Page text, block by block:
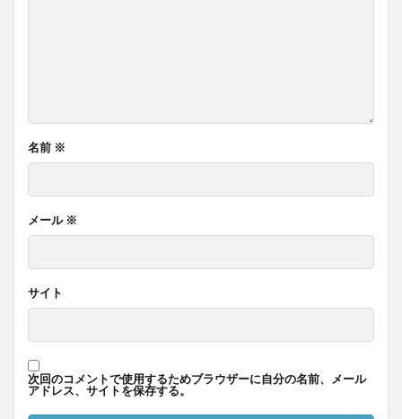
名前 ※
メール ※
サイト
次回のコメントで使用するためブラウザーに自分の名前、メール
アドレス、サイトを保存する。